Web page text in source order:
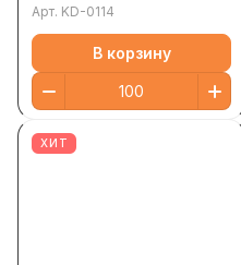
Арт. KD-0114
В корзину
ХИТ